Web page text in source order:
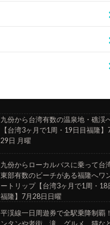
九份から台湾有数の温泉地・礁渓
【台湾3ヶ月で1周・19日目福隆】
29日 月曜
九份からローカルバスに乗って台
東部有数のビーチがある福隆へワ
ートリップ【台湾3ヶ月で1周・18
福隆】7月28日日曜
平渓線一日周遊券で全駅乗降制覇
ンタンや老街、滝、グルメ、猫な